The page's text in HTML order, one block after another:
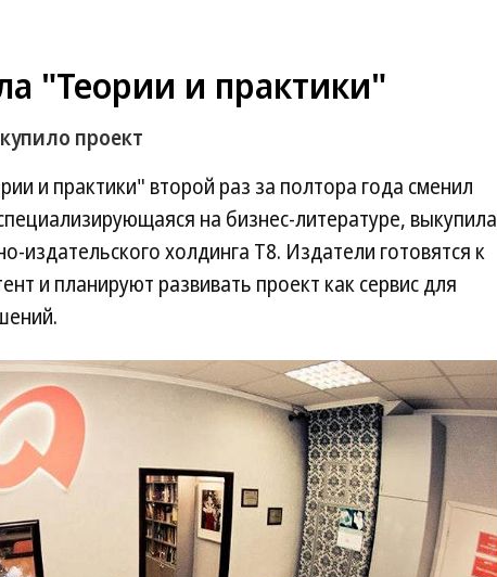
"Теории и практики"
проект
и практики" второй раз за полтора года сменил
на бизнес-литературе, выкупила
издательского холдинга Т8. Издатели готовятся к
и планируют развивать проект как сервис для